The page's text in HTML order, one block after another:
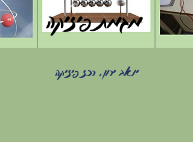
מגמת פיזיקה
יואב ירון, רכז פיזיקה